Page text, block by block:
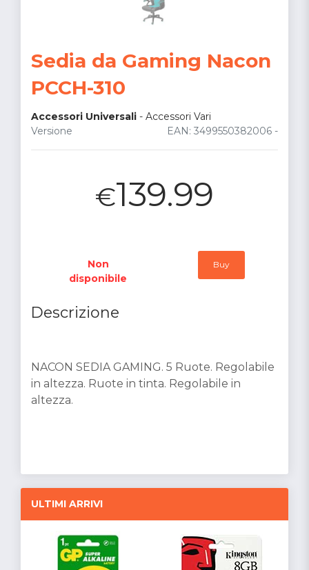
Sedia da Gaming Nacon
PCCH-310
Accessori Universali - Accessori Vari
EAN: 3499550382006 -
Versione
€139.99
Non
disponibile
Buy
Descrizione
NACON SEDIA GAMING. 5 Ruote. Regolabile
in altezza. Ruote in tinta. Regolabile in
altezza.
ULTIMI ARRIVI